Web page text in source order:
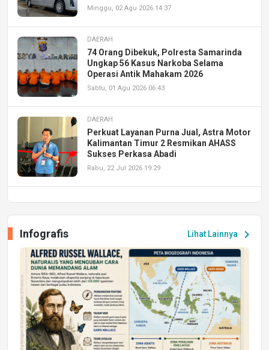
Minggu, 02 Agu 2026 14:37
DAERAH
74 Orang Dibekuk, Polresta Samarinda
Ungkap 56 Kasus Narkoba Selama
Operasi Antik Mahakam 2026
Sabtu, 01 Agu 2026 06:43
DAERAH
Perkuat Layanan Purna Jual, Astra Motor
Kalimantan Timur 2 Resmikan AHASS
Sukses Perkasa Abadi
Rabu, 22 Jul 2026 19:29
Peluang Kerja dan Magang
Jumat, 17 Jul 2026 22:30
DAERAH
Astra Motor Kalimantan Timur 2 Dukung
Mahasiswa Samarinda dalam Astra
Honda SDGs Future Leaders 2026
Jumat, 10 Jul 2026 19:01
Lihat Lainnya chevron_right
Infografis